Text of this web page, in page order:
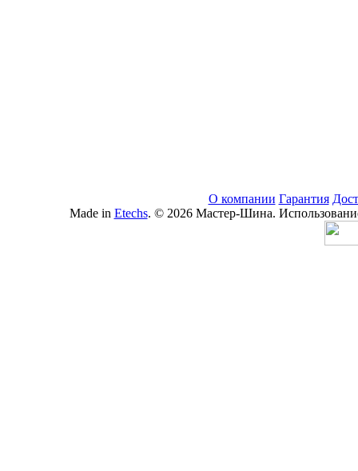
О компании Гарантия
Made in Etechs. © 2026 Мастер-Шина.